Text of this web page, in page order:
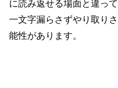
に読み返せる場面と違っ
一文字漏らさずやり取り
能性があります。